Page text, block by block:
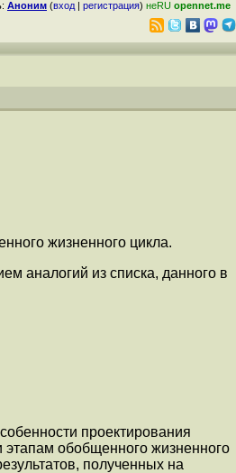
Аноним (вход | регистрация) неRU opennet.me
жизненного цикла.
аналогий из списка, данного в
проектирования
этапам обобщенного жизненного
полученных на